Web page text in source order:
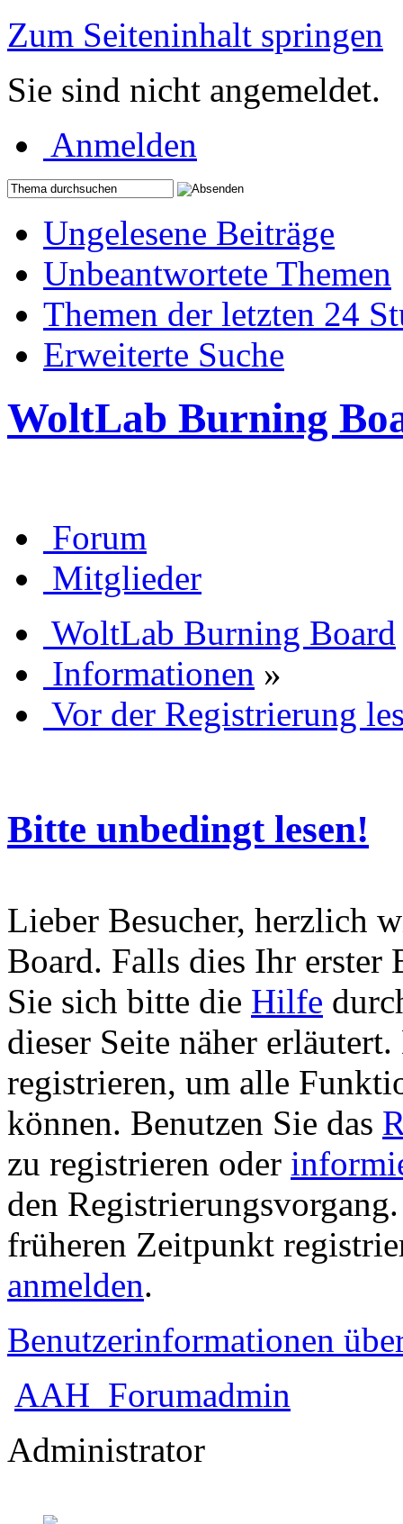
Zum Seiteninhalt springen
Sie sind nicht angemeldet.
Anmelden
Ungelesene Beiträge
Unbeantwortete Themen
Themen der letzten 24
Erweiterte Suche
WoltLab Burning
Forum
Mitglieder
WoltLab Burning Board
Informationen »
Vor der Registrierung
Bitte unbedingt lesen!
Lieber Besucher, herzlich
Board. Falls dies Ihr erster
Sie sich bitte die Hilfe
dieser Seite näher
registrieren, um alle
können. Benutzen Sie das
zu registrieren oder
den
früheren Zeitpunkt
anmelden.
Benutzerinformationen
AAH_Forumadmin
Administrator